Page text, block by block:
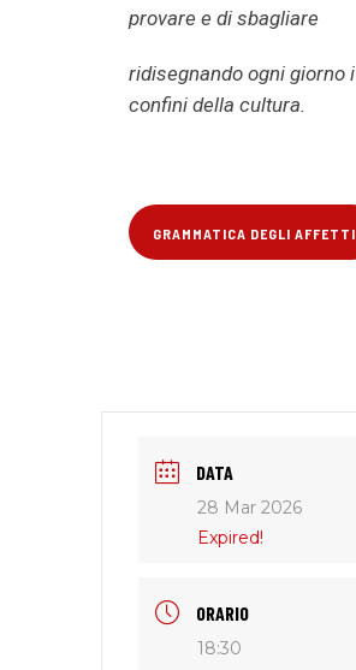
provare e di sbagliare
ridisegnando ogni giorno i
confini della cultura.
GRAMMATICA DEGLI AFFETTI
DATA
28 Mar 2026
Expired!
ORARIO
18:30